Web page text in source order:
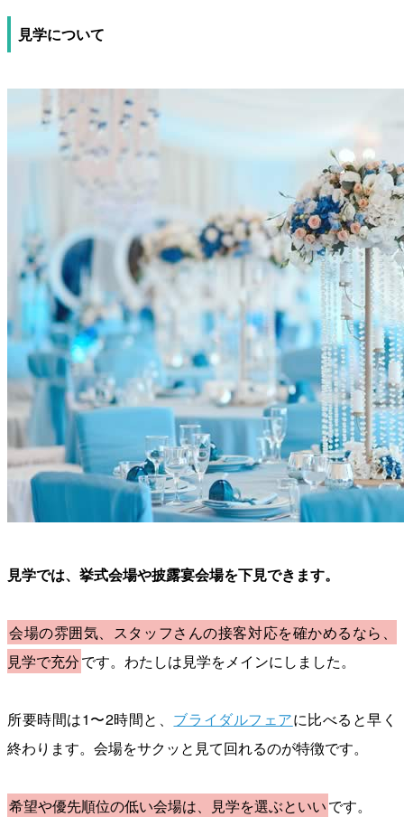
見学について
見学では、挙式会場や披露宴会場を下見できます。
会場の雰囲気、スタッフさんの接客対応を確かめるなら、
見学で充分です。わたしは見学をメインにしました。
所要時間は1〜2時間と、 ブライダルフェアに比べると早く
終わります。会場をサクッと見て回れるのが特徴です。
希望や優先順位の低い会場は、見学を選ぶといいです。